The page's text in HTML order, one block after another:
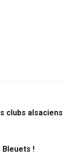
clubs alsaciens
!